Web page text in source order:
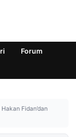
Forum
Hakan Fidan’dan